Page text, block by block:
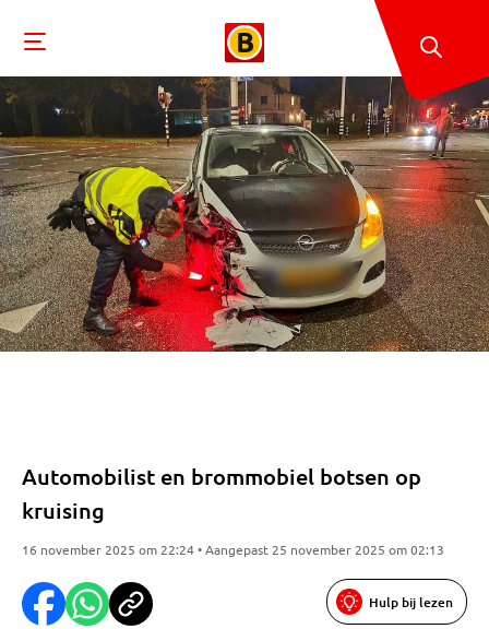
Automobilist en brommobiel botsen op
kruising
16 november 2025 om 22:24 • Aangepast 25 november 2025 om 02:13
Hulp bij lezen